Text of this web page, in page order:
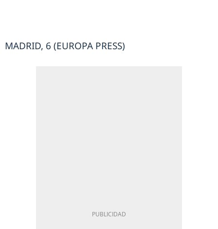
MADRID, 6 (EUROPA PRESS)